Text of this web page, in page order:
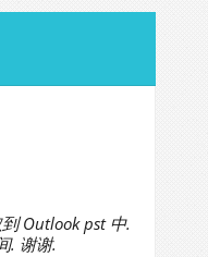
Outlook pst 中.
. 谢谢.